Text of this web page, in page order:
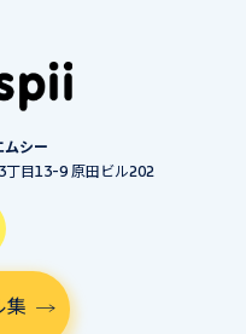
ムシー
丁目13-9 原田ビル202
集